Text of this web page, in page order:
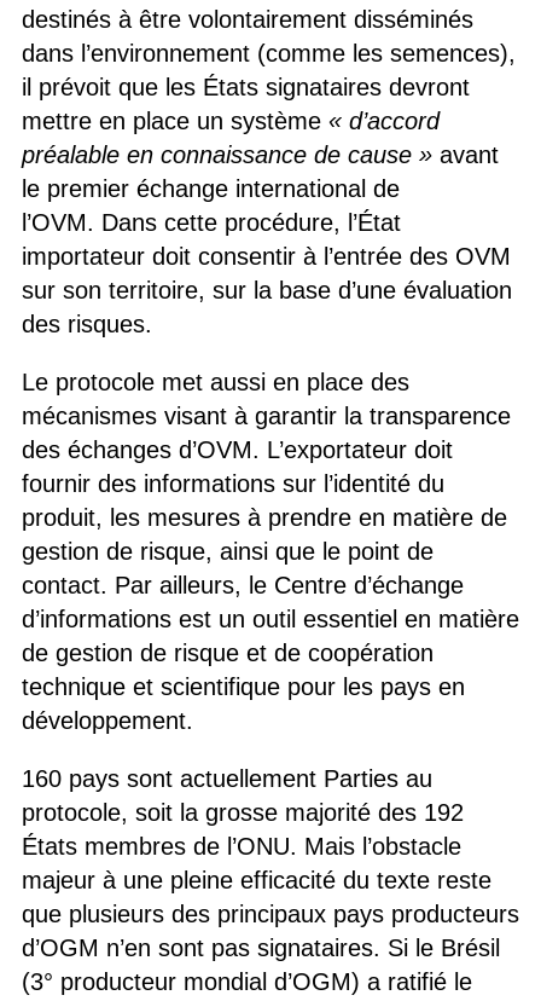
destinés à être volontairement disséminés
dans l’environnement (comme les semences),
il prévoit que les États signataires devront
mettre en place un système « d’accord
préalable en connaissance de cause »avant
le premier échange international de
l’OVM. Dans cette procédure, l’État
importateur doit consentir à l’entrée des OVM
sur son territoire, sur la base d’une évaluation
des risques.
Le protocole met aussi en place des
mécanismes visant à garantir la transparence
des échanges d’OVM. L’exportateur doit
fournir des informations sur l’identité du
produit, les mesures à prendre en matière de
gestion de risque, ainsi que le point de
contact. Par ailleurs, le Centre d’échange
d’informations est un outil essentiel en matière
de gestion de risque et de coopération
technique et scientifique pour les pays en
développement.
160 pays sont actuellement Parties au
protocole, soit la grosse majorité des 192
États membres de l’ONU. Mais l’obstacle
majeur à une pleine efficacité du texte reste
que plusieurs des principaux pays producteurs
d’OGM n’en sont pas signataires. Si le Brésil
(3° producteur mondial d’OGM) a ratifié le